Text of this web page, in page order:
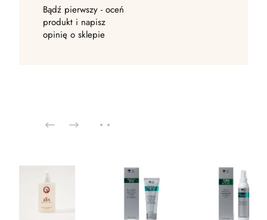
Bądź pierwszy - oceń
produkt i napisz
opinię o sklepie